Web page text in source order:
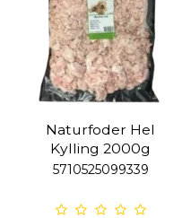
Naturfoder Hel
Kylling 2000g
5710525099339